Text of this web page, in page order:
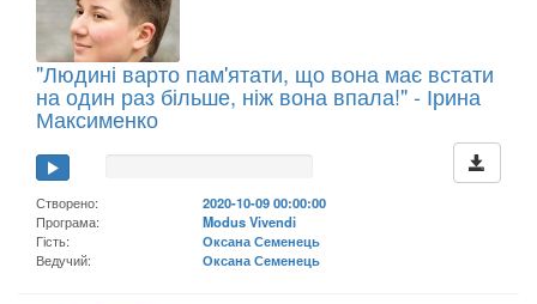
"Людині варто пам'ятати, що вона має встати
на один раз більше, ніж вона впала!" - Ірина
Максименко
Створено:
2020-10-09 00:00:00
Програма:
Modus Vivendi
Гість:
Оксана Семенець
Ведучий:
Оксана Семенець